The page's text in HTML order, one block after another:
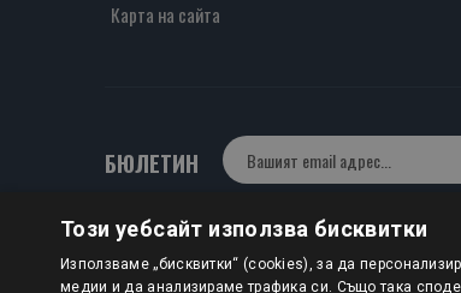
Карта на сайта
БЮЛЕТИН
Авторско право © 2025 HERMESBOOKS.BG
Този уебсайт използва бисквитки
Използваме „бисквитки“ (cookies), за да
медии и да анализираме трафика си. Също така